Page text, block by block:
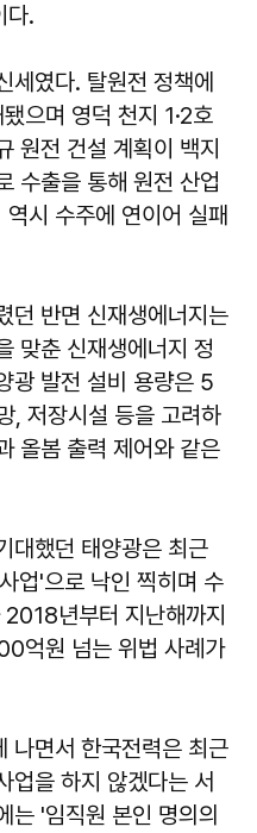
다.
세였다. 탈원전 정책에
으며 영덕 천지 1·2호
원전 건설 계획이 백지
수출을 통해 원전 산업
시 수주에 연이어 실패
던 반면 신재생에너지는
맞춘 신재생에너지 정
광 발전 설비 용량은 5
, 저장시설 등을 고려하
올봄 출력 제어와 같은
대했던 태양광은 최근
업'으로 낙인 찍히며 수
년부터 지난해까지
억원 넘는 위법 사례가
나면서 한국전력은 최근
업을 하지 않겠다는 서
는 '임직원 본인 명의의